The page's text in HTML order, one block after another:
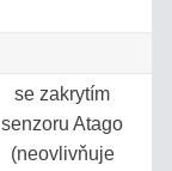
se zakrytím
senzoru Atago
(neovlivňuje